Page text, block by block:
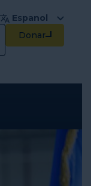
Espanol
Donar